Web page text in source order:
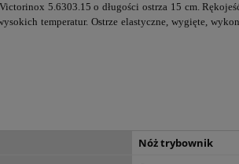
5.6303.15 o długości ostrza 15 cm.
temperatur. Ostrze elastyczne, wygięte,
Nóż trybownik